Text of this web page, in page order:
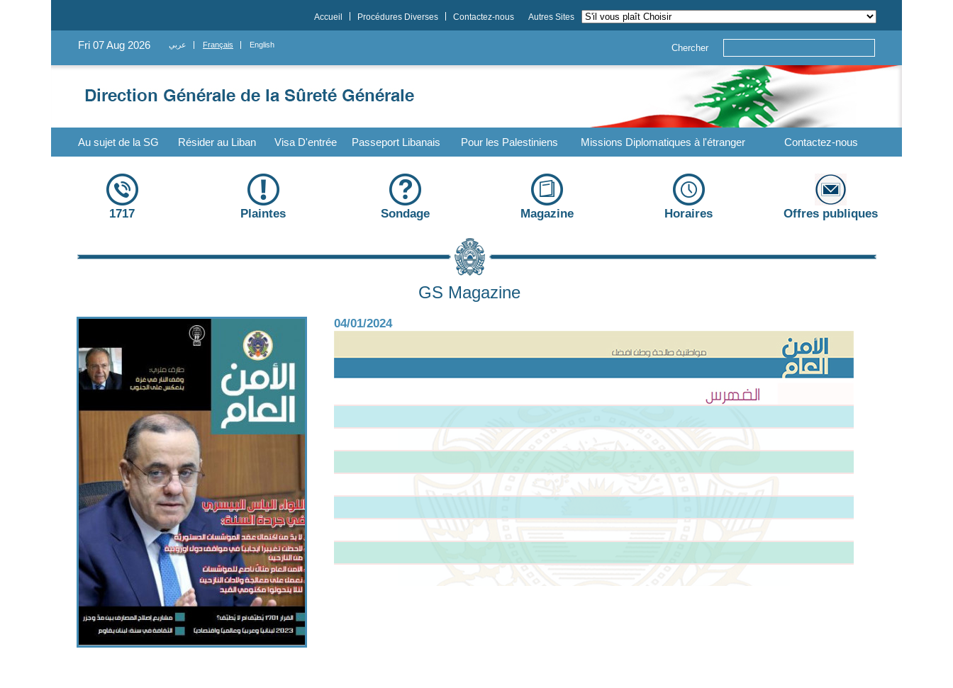
Accueil Procédures Diverses Contactez-nous Autres Sites
Fri 07 Aug 2026 عربي Français English Chercher
Au sujet de la SG Résider au Liban Visa D'entrée Passeport Libanais Pour les Palestiniens Missions Diplomatiques à l'étranger Contactez-nous
1717 Plaintes Sondage Magazine Horaires Offres publiques
GS Magazine
04/01/2024